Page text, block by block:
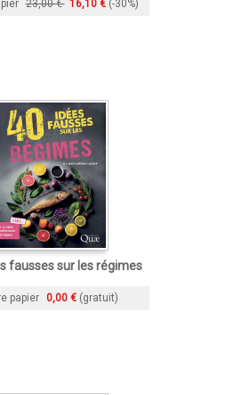
23,00 € 16,10 € (-30%)
fausses sur les régimes
papier 0,00 € (gratuit)